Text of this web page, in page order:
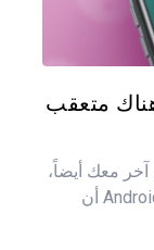
متعقب
معك أيضاً،
ولكن افتراضياً؟ وجدت دراسة لتطبيقات Android أن